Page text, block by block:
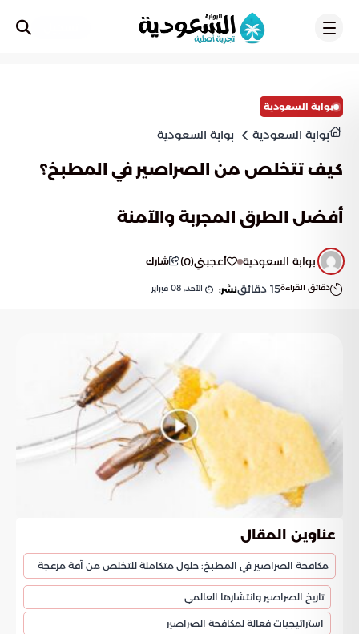
بوابة السعودية
بوابة السعودية بوابة السعودية
كيف تتخلص من الصراصير في المطبخ؟
أفضل الطرق المجربة والآمنة
بوابة السعودية أعجبني(
0
) شارك
دقائق القراءة15 دقائقنشر: الأحد, 08 فبراير
عناوين المقال
مكافحة الصراصير في المطبخ: حلول متكاملة للتخلص من آفة مزعجة
تاريخ الصراصير وانتشارها العالمي
استراتيجيات فعالة لمكافحة الصراصير